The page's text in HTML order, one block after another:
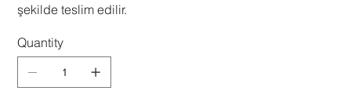
şekilde teslim edilir.
Quantity